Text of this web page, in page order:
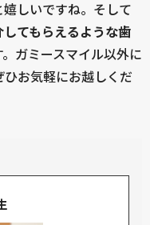
嬉しいですね。そして
してもらえるような歯
ガミースマイル以外に
お気軽にお越しくだ